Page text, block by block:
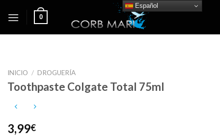
0
INICIO / DROGUERÍA
Toothpaste Colgate Total 75ml
3,99€
Español